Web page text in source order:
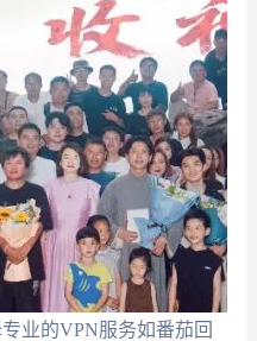
业的VPN服务如番茄回